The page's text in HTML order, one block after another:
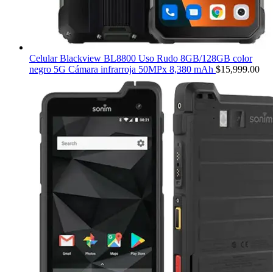
Celular Blackview BL8800 Uso Rudo 8GB/128GB color
negro 5G Cámara infrarroja 50MPx 8,380 mAh $15,999.00